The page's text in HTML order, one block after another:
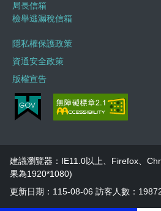
局長信箱
檢舉逃漏稅信箱
隱私權保護政策
資通安全政策
版權宣告
建議瀏覽器：IE11.0以上、Firefox、
果為1920*1080)
更新日期：115-08-06 訪客人數：